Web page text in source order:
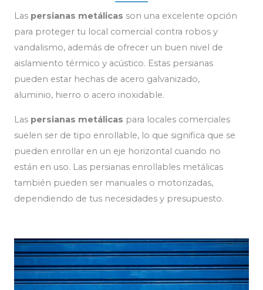
Las persianas metálicas son una excelente opción
para proteger tu local comercial contra robos y
vandalismo, además de ofrecer un buen nivel de
aislamiento térmico y acústico. Estas persianas
pueden estar hechas de acero galvanizado,
aluminio, hierro o acero inoxidable.
Las persianas metálicas para locales comerciales
suelen ser de tipo enrollable, lo que significa que se
pueden enrollar en un eje horizontal cuando no
están en uso. Las persianas enrollables metálicas
también pueden ser manuales o motorizadas,
dependiendo de tus necesidades y presupuesto.